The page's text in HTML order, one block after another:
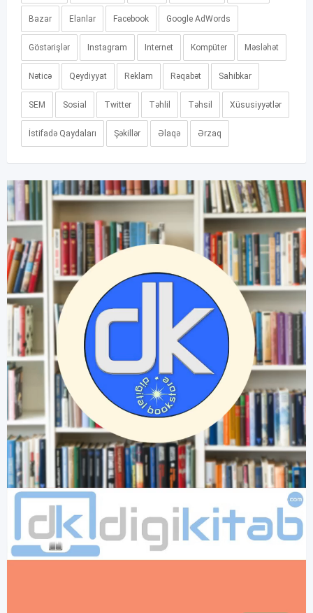
Bazar Elanlar Facebook Google AdWords
Göstərişlər Instagram Internet Kompüter Məsləhət
Nəticə Qeydiyyat Reklam Rəqabət Sahibkar
SEM Sosial Twitter Təhlil Təhsil Xüsusiyyətlər
İstifadə Qaydaları Şəkillər Əlaqə Ərzaq